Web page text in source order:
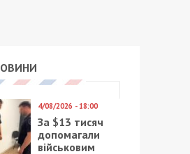
4/08/2026 - 18:00
За $13 тисяч
допомагали
військовим